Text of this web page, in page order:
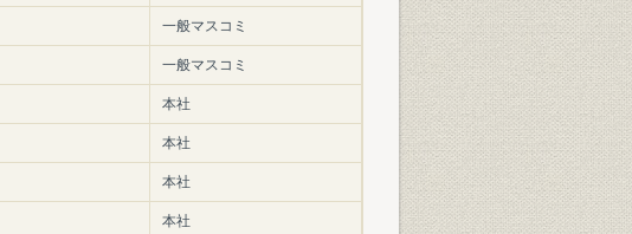
一般マスコミ
一般マスコミ
本社
本社
本社
本社